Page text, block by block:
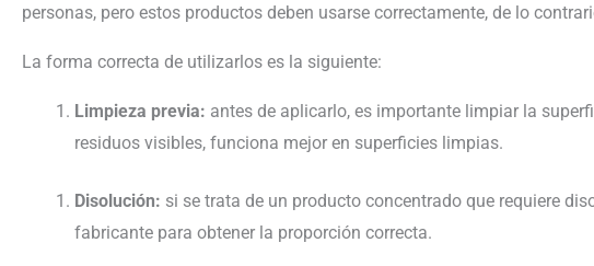
personas, pero estos productos deben usarse correctamente, de lo
La forma correcta de utilizarlos es la siguiente:
Limpieza previa: antes de aplicarlo, es importante limpiar la
residuos visibles, funciona mejor en superficies limpias.
Disolución: si se trata de un producto concentrado que requiere
fabricante para obtener la proporción correcta.